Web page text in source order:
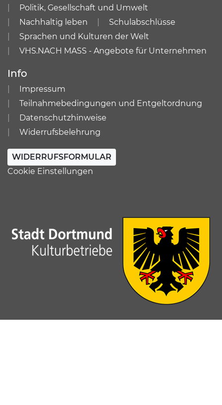
Politik, Gesellschaft und Umwelt
Nachhaltig leben
Schulabschlüsse
Sprachen und Kulturen der Welt
VHS.NACH MASS - Angebote für Unternehmen
Info
Impressum
Teilnahmebedingungen und Entgeltordnung
Datenschutzhinweise
Widerrufsbelehrung
WIDERRUFSFORMULAR
Cookie Einstellungen